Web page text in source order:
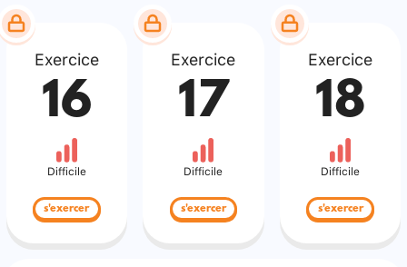
Exercice
16
Difficile
s'exercer
Exercice
17
Difficile
s'exercer
Exercice
18
Difficile
s'exercer